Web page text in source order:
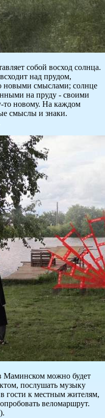
собой восход солнца.
над прудом,
новыми смыслами; солнце
на пруду - своими
то новому. На каждом
смыслы и знаки.
Маминском можно будет
послушать музыку
гости к местным жителям,
веломаршрут.